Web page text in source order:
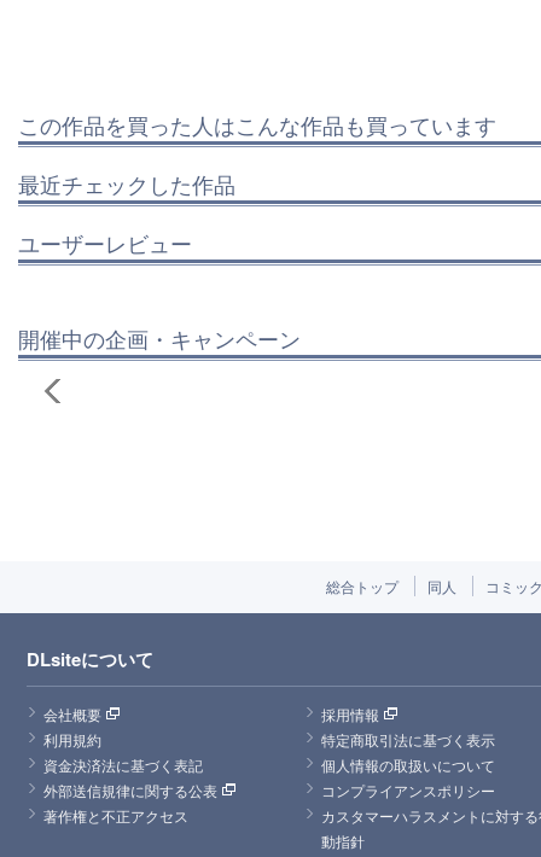
この作品を買った人はこんな作品も買っています
最近チェックした作品
ユーザーレビュー
開催中の企画・キャンペーン
総合トップ 同人 コミッ
DLsiteについて
会社概要
採用情報
利用規約
特定商取引法に基づく表示
資金決済法に基づく表記
個人情報の取扱いについて
外部送信規律に関する公表
コンプライアンスポリシー
著作権と不正アクセス
カスタマーハラスメントに対す
動指針